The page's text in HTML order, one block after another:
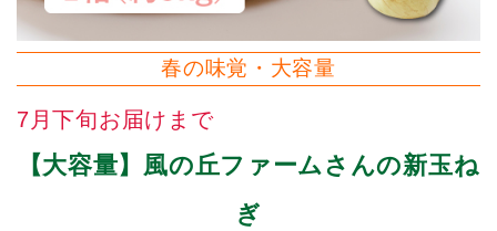
春の味覚・大容量
7月下旬お届けまで
【大容量】風の丘ファームさんの新玉ね
ぎ